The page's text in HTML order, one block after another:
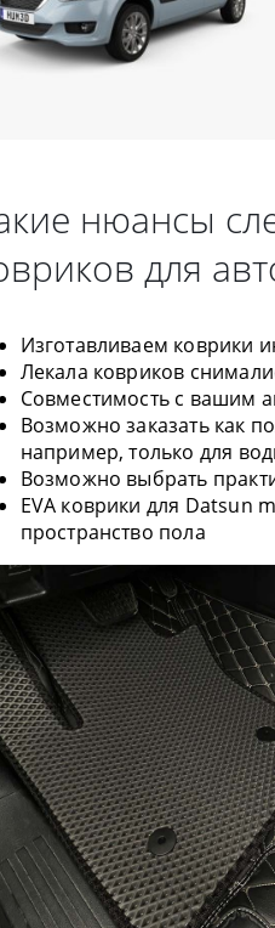
нюансы
для
Изготавливаем коврики
Лекала ковриков
Совместимость с вашим
Возможно заказать как
например, только для
Возможно выбрать
EVA коврики для Datsun
пространство пола